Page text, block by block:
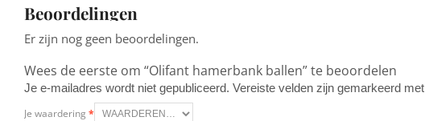
Beoordelingen
Er zijn nog geen beoordelingen.
Wees de eerste om “Olifant hamerbank ballen” te beoordelen
Je e-mailadres wordt niet gepubliceerd. Vereiste velden zijn gemarkeerd met
Je waardering *